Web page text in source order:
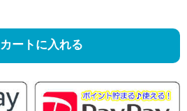
カートに入れる